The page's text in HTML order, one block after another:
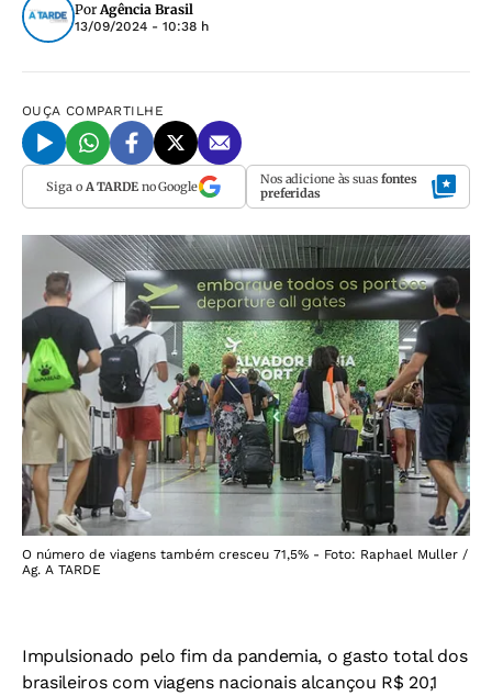
PorAgência Brasil
13/09/2024 - 10:38 h
OUÇA COMPARTILHE
Siga o A TARDEno Google Nos adicione às suas fontes
preferidas
O número de viagens também cresceu 71,5% - Foto: Raphael Muller /
Ag. A TARDE
Impulsionado pelo fim da pandemia, o gasto total dos
brasileiros com viagens nacionais alcançou R$ 20,1